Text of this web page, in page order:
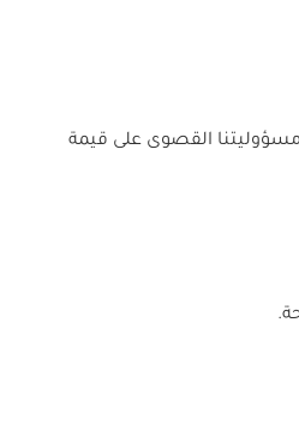
القصوى على قيمة